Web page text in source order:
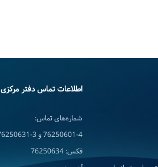
اطلاعات تماس دفتر مرکزی
شماره‌های تماس:
76250601-4 و 3-76250631
فکس: 76250634